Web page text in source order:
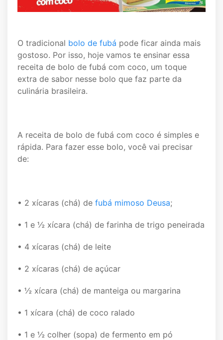
O tradicional bolo de fubá pode ficar ainda mais
gostoso. Por isso, hoje vamos te ensinar essa
receita de bolo de fubá com coco, um toque
extra de sabor nesse bolo que faz parte da
culinária brasileira.
A receita de bolo de fubá com coco é simples e
rápida. Para fazer esse bolo, você vai precisar
de:
• 2 xícaras (chá) de fubá mimoso Deusa;
• 1 e ½ xícara (chá) de farinha de trigo peneirada
• 4 xícaras (chá) de leite
• 2 xícaras (chá) de açúcar
• ½ xícara (chá) de manteiga ou margarina
• 1 xícara (chá) de coco ralado
• 1 e ½ colher (sopa) de fermento em pó